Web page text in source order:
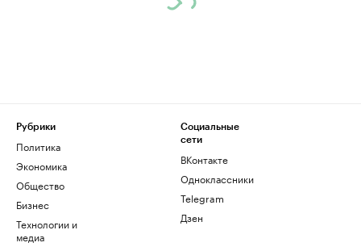
Рубрики
Политика
Экономика
Общество
Бизнес
Технологии и
медиа
Социальные
сети
ВКонтакте
Одноклассники
Telegram
Дзен